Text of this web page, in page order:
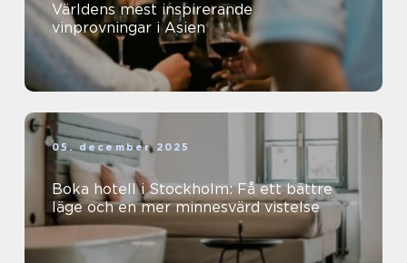
Världens mest inspirerande
vinprovningar i Asien
05. december 2025
Boka hotell i Stockholm: Få ett bättre
läge och en mer minnesvärd vistelse